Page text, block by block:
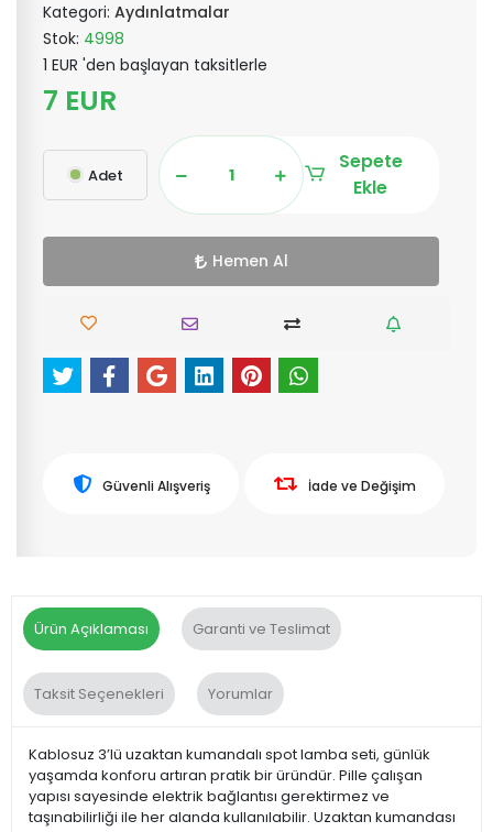
Kategori: Aydınlatmalar
Stok: 4998
1 EUR 'den başlayan taksitlerle
7 EUR
Adet
Sepete
Ekle
Hemen Al
Güvenli Alışveriş İade ve Değişim
Ürün Açıklaması Garanti ve Teslimat
Taksit Seçenekleri Yorumlar
Kablosuz 3’lü uzaktan kumandalı spot lamba seti, günlük
yaşamda konforu artıran pratik bir üründür. Pille çalışan
yapısı sayesinde elektrik bağlantısı gerektirmez ve
taşınabilirliği ile her alanda kullanılabilir. Uzaktan kumandası